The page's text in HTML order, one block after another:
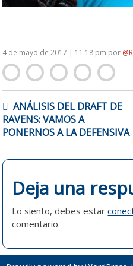
4 de mayo de 2017 | 11:18 pm por
NAVEGACIÓN
DE
ENTRADAS
ANÁLISIS DEL DRAFT DE
RAVENS: VAMOS A
PONERNOS A LA DEFENSIVA
Deja una
Lo siento, debes estar
comentario.